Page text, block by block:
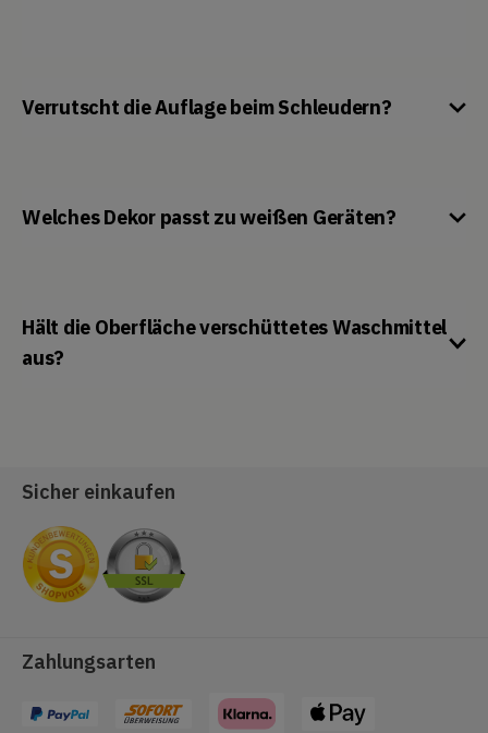
Verrutscht die Auflage beim Schleudern?
Welches Dekor passt zu weißen Geräten?
Hält die Oberfläche verschüttetes Waschmittel
aus?
Sicher einkaufen
Zahlungsarten